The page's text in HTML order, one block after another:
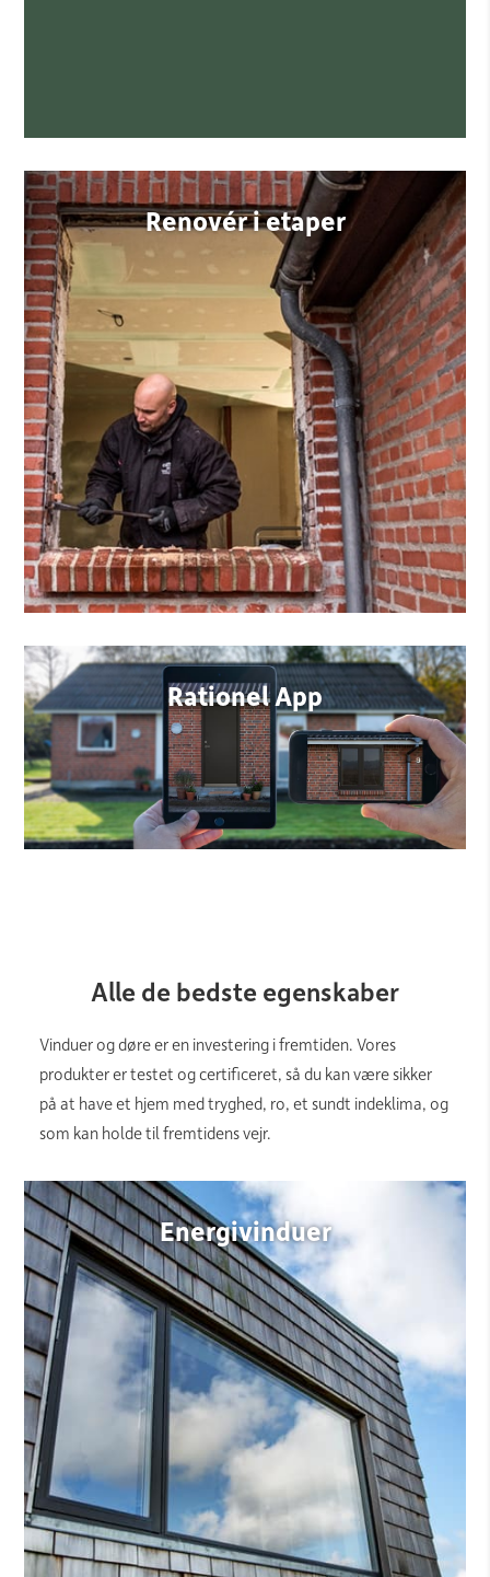
Renovér i etaper
Rationel App
Alle de bedste egenskaber
Vinduer og døre er en investering i fremtiden. Vores
produkter er testet og certificeret, så du kan være sikker
på at have et hjem med tryghed, ro, et sundt indeklima, og
som kan holde til fremtidens vejr.
Energivinduer